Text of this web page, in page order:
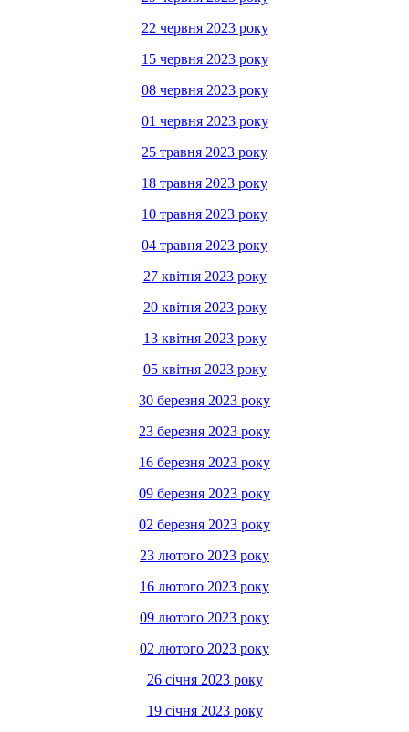
22 червня 2023 року
15 червня 2023 року
08 червня 2023 року
01 червня 2023 року
25 травня 2023 року
18 травня 2023 року
10 травня 2023 року
04 травня 2023 року
27 квітня 2023 року
20 квітня 2023 року
13 квітня 2023 року
05 квітня 2023 року
30 березня 2023 року
23 березня 2023 року
16 березня 2023 року
09 березня 2023 року
02 березня 2023 року
23 лютого 2023 року
16 лютого 2023 року
09 лютого 2023 року
02 лютого 2023 року
26 січня 2023 року
19 січня 2023 року